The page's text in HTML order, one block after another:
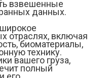
взвешенные
данных.
отраслях, включая
биоматериалы,
технику.
вашего груза,
полный